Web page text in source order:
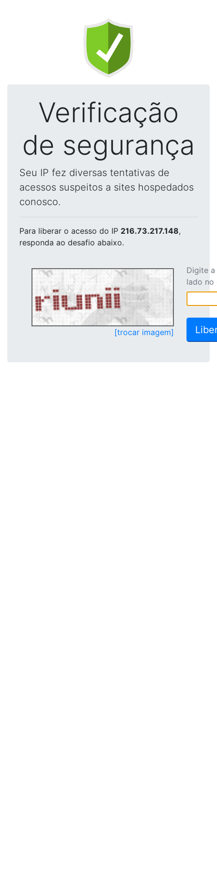
Verificação
de segurança
Seu IP fez diversas tentativas de
acessos suspeitos a sites hospedados
conosco.
Para liberar o acesso do IP 216.73.217.148,
responda ao desafio abaixo.
[trocar imagem]
Digite
lado no